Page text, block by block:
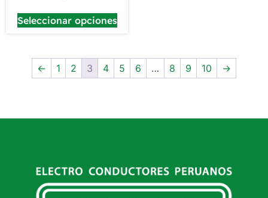
Seleccionar opciones
← 1 2 3 4 5 6 … 8 9 10 →